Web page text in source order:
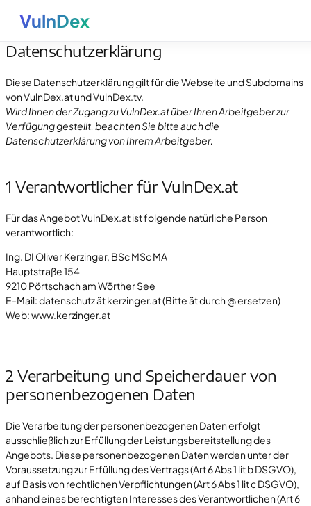
VulnDex
Datenschutzerklärung
Diese Datenschutzerklärung gilt für die Webseite und Subdomains
von VulnDex.at und VulnDex.tv.
Wird Ihnen der Zugang zu VulnDex.at über Ihren Arbeitgeber zur
Verfügung gestellt, beachten Sie bitte auch die
Datenschutzerklärung von Ihrem Arbeitgeber.
1 Verantwortlicher für VulnDex.at
Für das Angebot VulnDex.at ist folgende natürliche Person
verantwortlich:
Ing. DI Oliver Kerzinger, BSc MSc MA
Hauptstraße 154
9210 Pörtschach am Wörther See
E-Mail: datenschutz ät kerzinger.at (Bitte ät durch @ ersetzen)
Web: www.kerzinger.at
2 Verarbeitung und Speicherdauer von
personenbezogenen Daten
Die Verarbeitung der personenbezogenen Daten erfolgt
ausschließlich zur Erfüllung der Leistungsbereitstellung des
Angebots. Diese personenbezogenen Daten werden unter der
Voraussetzung zur Erfüllung des Vertrags (Art 6 Abs 1 lit b DSGVO),
auf Basis von rechtlichen Verpflichtungen (Art 6 Abs 1 lit c DSGVO),
anhand eines berechtigten Interesses des Verantwortlichen (Art 6